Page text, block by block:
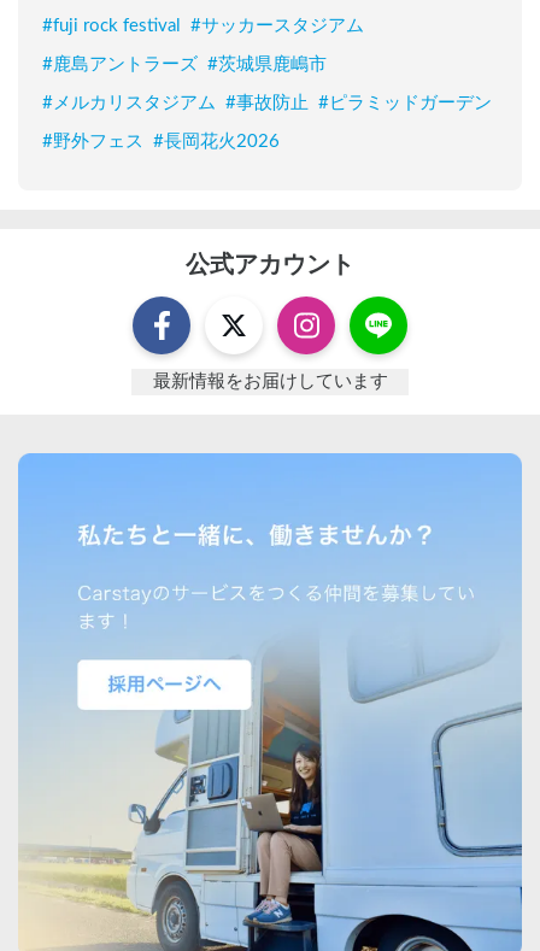
#fuji rock festival #サッカースタジアム
#鹿島アントラーズ #茨城県鹿嶋市
#メルカリスタジアム #事故防止 #ピラミッドガーデン
#野外フェス #長岡花火2026
公式アカウント
最新情報をお届けしています